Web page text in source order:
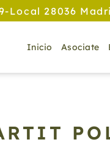
Local 28036
Inicio Asociate